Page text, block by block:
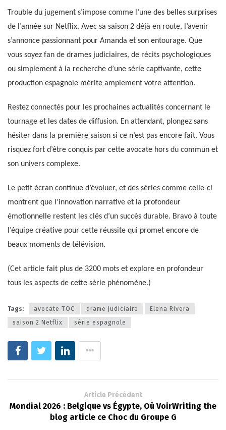
Trouble du jugement s’impose comme l’une des belles surprises
de l’année sur Netflix. Avec sa saison 2 déjà en route, l’avenir
s’annonce passionnant pour Amanda et son entourage. Que
vous soyez fan de drames judiciaires, de récits psychologiques
ou simplement à la recherche d’une série captivante, cette
production espagnole mérite amplement votre attention.
Restez connectés pour les prochaines actualités concernant le
tournage et les dates de diffusion. En attendant, plongez sans
hésiter dans la première saison si ce n’est pas encore fait. Vous
risquez fort d’être conquis par cette avocate hors du commun et
son univers complexe.
Le petit écran continue d’évoluer, et des séries comme celle-ci
montrent que l’innovation narrative et la profondeur
émotionnelle restent les clés d’un succès durable. Bravo à toute
l’équipe créative pour cette réussite qui promet encore de
beaux moments de télévision.
(Cet article fait plus de 3200 mots et explore en profondeur
tous les aspects de cette série phénomène.)
Tags: avocate TOC drame judiciaire
Elena Rivera
saison 2 Netflix
série espagnole
Article Précédent
Mondial 2026 : Belgique vs Égypte, Où VoirWriting the
blog article ce Choc du Groupe G